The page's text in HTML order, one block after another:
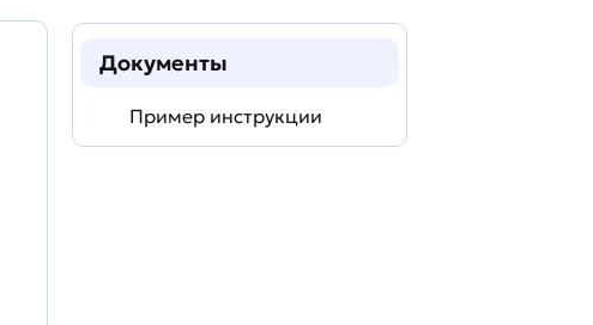
Документы
Пример инструкции